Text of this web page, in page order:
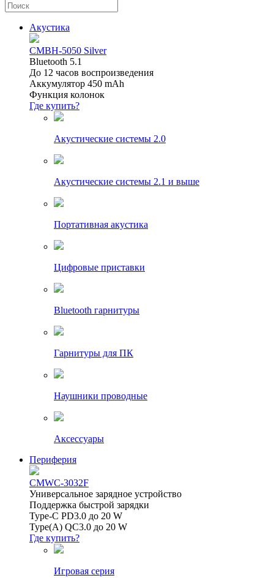
Акустика
CMBH-5050 Silver
Bluetooth 5.1
До 12 часов воспроизведения
Аккумулятор 450 mAh
Функция колонок
Где купить?
Акустические системы 2.0
Акустические системы 2.1 и выше
Портативная акустика
Цифровые приставки
Bluetooth гарнитуры
Гарнитуры для ПК
Наушники проводные
Аксессуары
Периферия
CMWC-3032F
Универсальное зарядное устройство
Поддержка быстрой зарядки
Type-C PD3.0 до 20 W
Type(A) QC3.0 до 20 W
Где купить?
Игровая серия